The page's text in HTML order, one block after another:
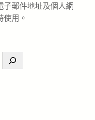
子郵件地址及個人網
使用。